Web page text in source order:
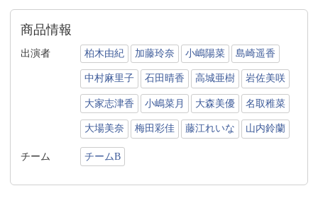
商品情報
出演者 柏木由紀 加藤玲奈 小嶋陽菜 島崎遥香
中村麻里子 石田晴香 高城亜樹 岩佐美咲
大家志津香 小嶋菜月 大森美優 名取稚菜
大場美奈 梅田彩佳 藤江れいな 山内鈴蘭
チーム チームB